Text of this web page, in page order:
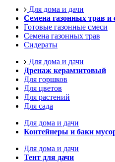
Для дома и дачи
Семена газонных трав и
Готовые газонные смеси
Семена газонных трав
Сидераты
Для дома и дачи
Дренаж керамзитовый
Для горшков
Для цветов
Для растений
Для сада
Для дома и дачи
Контейнеры и баки
Для дома и дачи
Тент для дачи